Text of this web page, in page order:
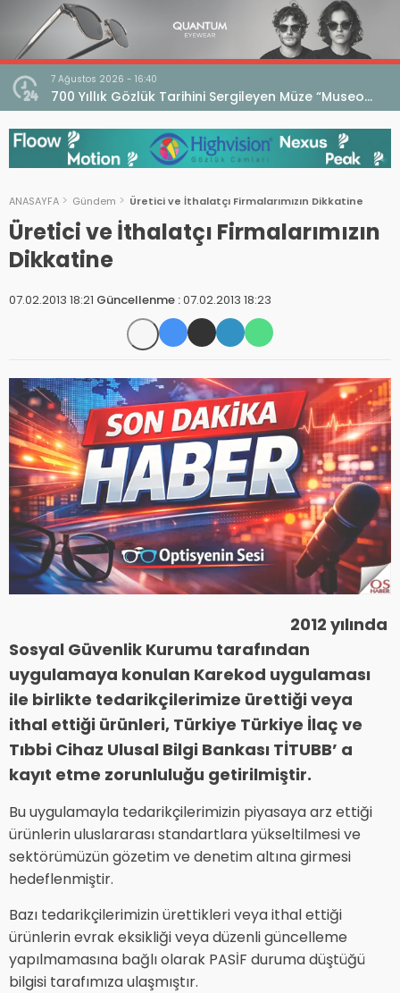
7 Ağustos 2026 - 16:40
700 Yıllık Gözlük Tarihini Sergileyen Müze “Museo
dell’Occhiale”
ANASAYFA Gündem Üretici ve İthalatçı Firmalarımızın Dikkatine
Üretici ve İthalatçı Firmalarımızın
Dikkatine
07.02.2013 18:21 Güncellenme :07.02.2013 18:23
2012 yılında
Sosyal Güvenlik Kurumu tarafından
uygulamaya konulan Karekod uygulaması
ile birlikte tedarikçilerimize ürettiği veya
ithal ettiği ürünleri, Türkiye Türkiye İlaç ve
Tıbbi Cihaz Ulusal Bilgi Bankası TİTUBB’ a
kayıt etme zorunluluğu getirilmiştir.
Bu uygulamayla tedarikçilerimizin piyasaya arz ettiği
ürünlerin uluslararası standartlara yükseltilmesi ve
sektörümüzün gözetim ve denetim altına girmesi
hedeflenmiştir.
Bazı tedarikçilerimizin ürettikleri veya ithal ettiği
ürünlerin evrak eksikliği veya düzenli güncelleme
yapılmamasına bağlı olarak PASİF duruma düştüğü
bilgisi tarafımıza ulaşmıştır.